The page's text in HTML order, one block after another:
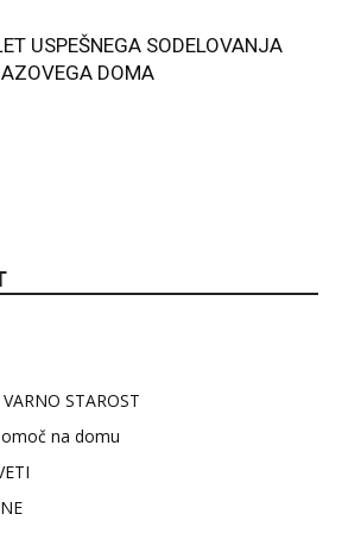
USPEŠNEGA SODELOVANJA
DOMA
STAROST
na domu